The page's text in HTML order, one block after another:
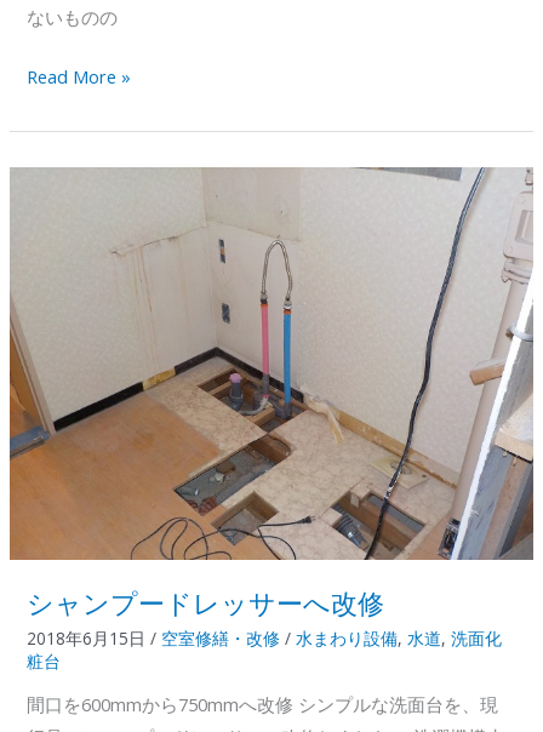
ないものの
原
回
復
Read More »
シャンプードレッサーへ改修
2018年6月15日/ 空室修繕・改修 /水まわり設備,水道,洗面化
粧台
間口を600mmから750mmへ改修 シンプルな洗面台を、現